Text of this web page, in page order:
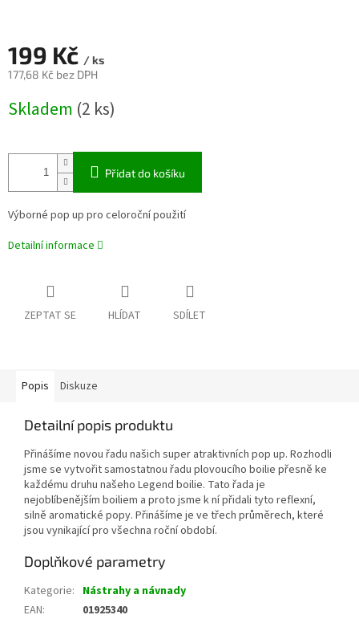
199 Kč / ks
177,68 Kč bez DPH
cena:
Skladem (2 ks)
Přidat do košíku
Výborné pop up pro celoroční použití
Detailní informace
ZEPTAT SE HLÍDAT SDÍLET
Popis Diskuze
Detailní popis produktu
Přinášíme novou řadu našich super atraktivních pop up. Rozhodli
jsme se vytvořit samostatnou řadu plovoucího boilie přesně ke
každému druhu našeho Legend boilie. Tato řada je
nejoblíbenějším boiliem a proto jsme k ní přidali tyto reflexní,
silně aromatické popy. Přinášíme je ve třech průměrech, které
jsou vynikající pro všechna roční období.
Doplňkové parametry
Kategorie: Nástrahy a návnady
EAN: 01925340